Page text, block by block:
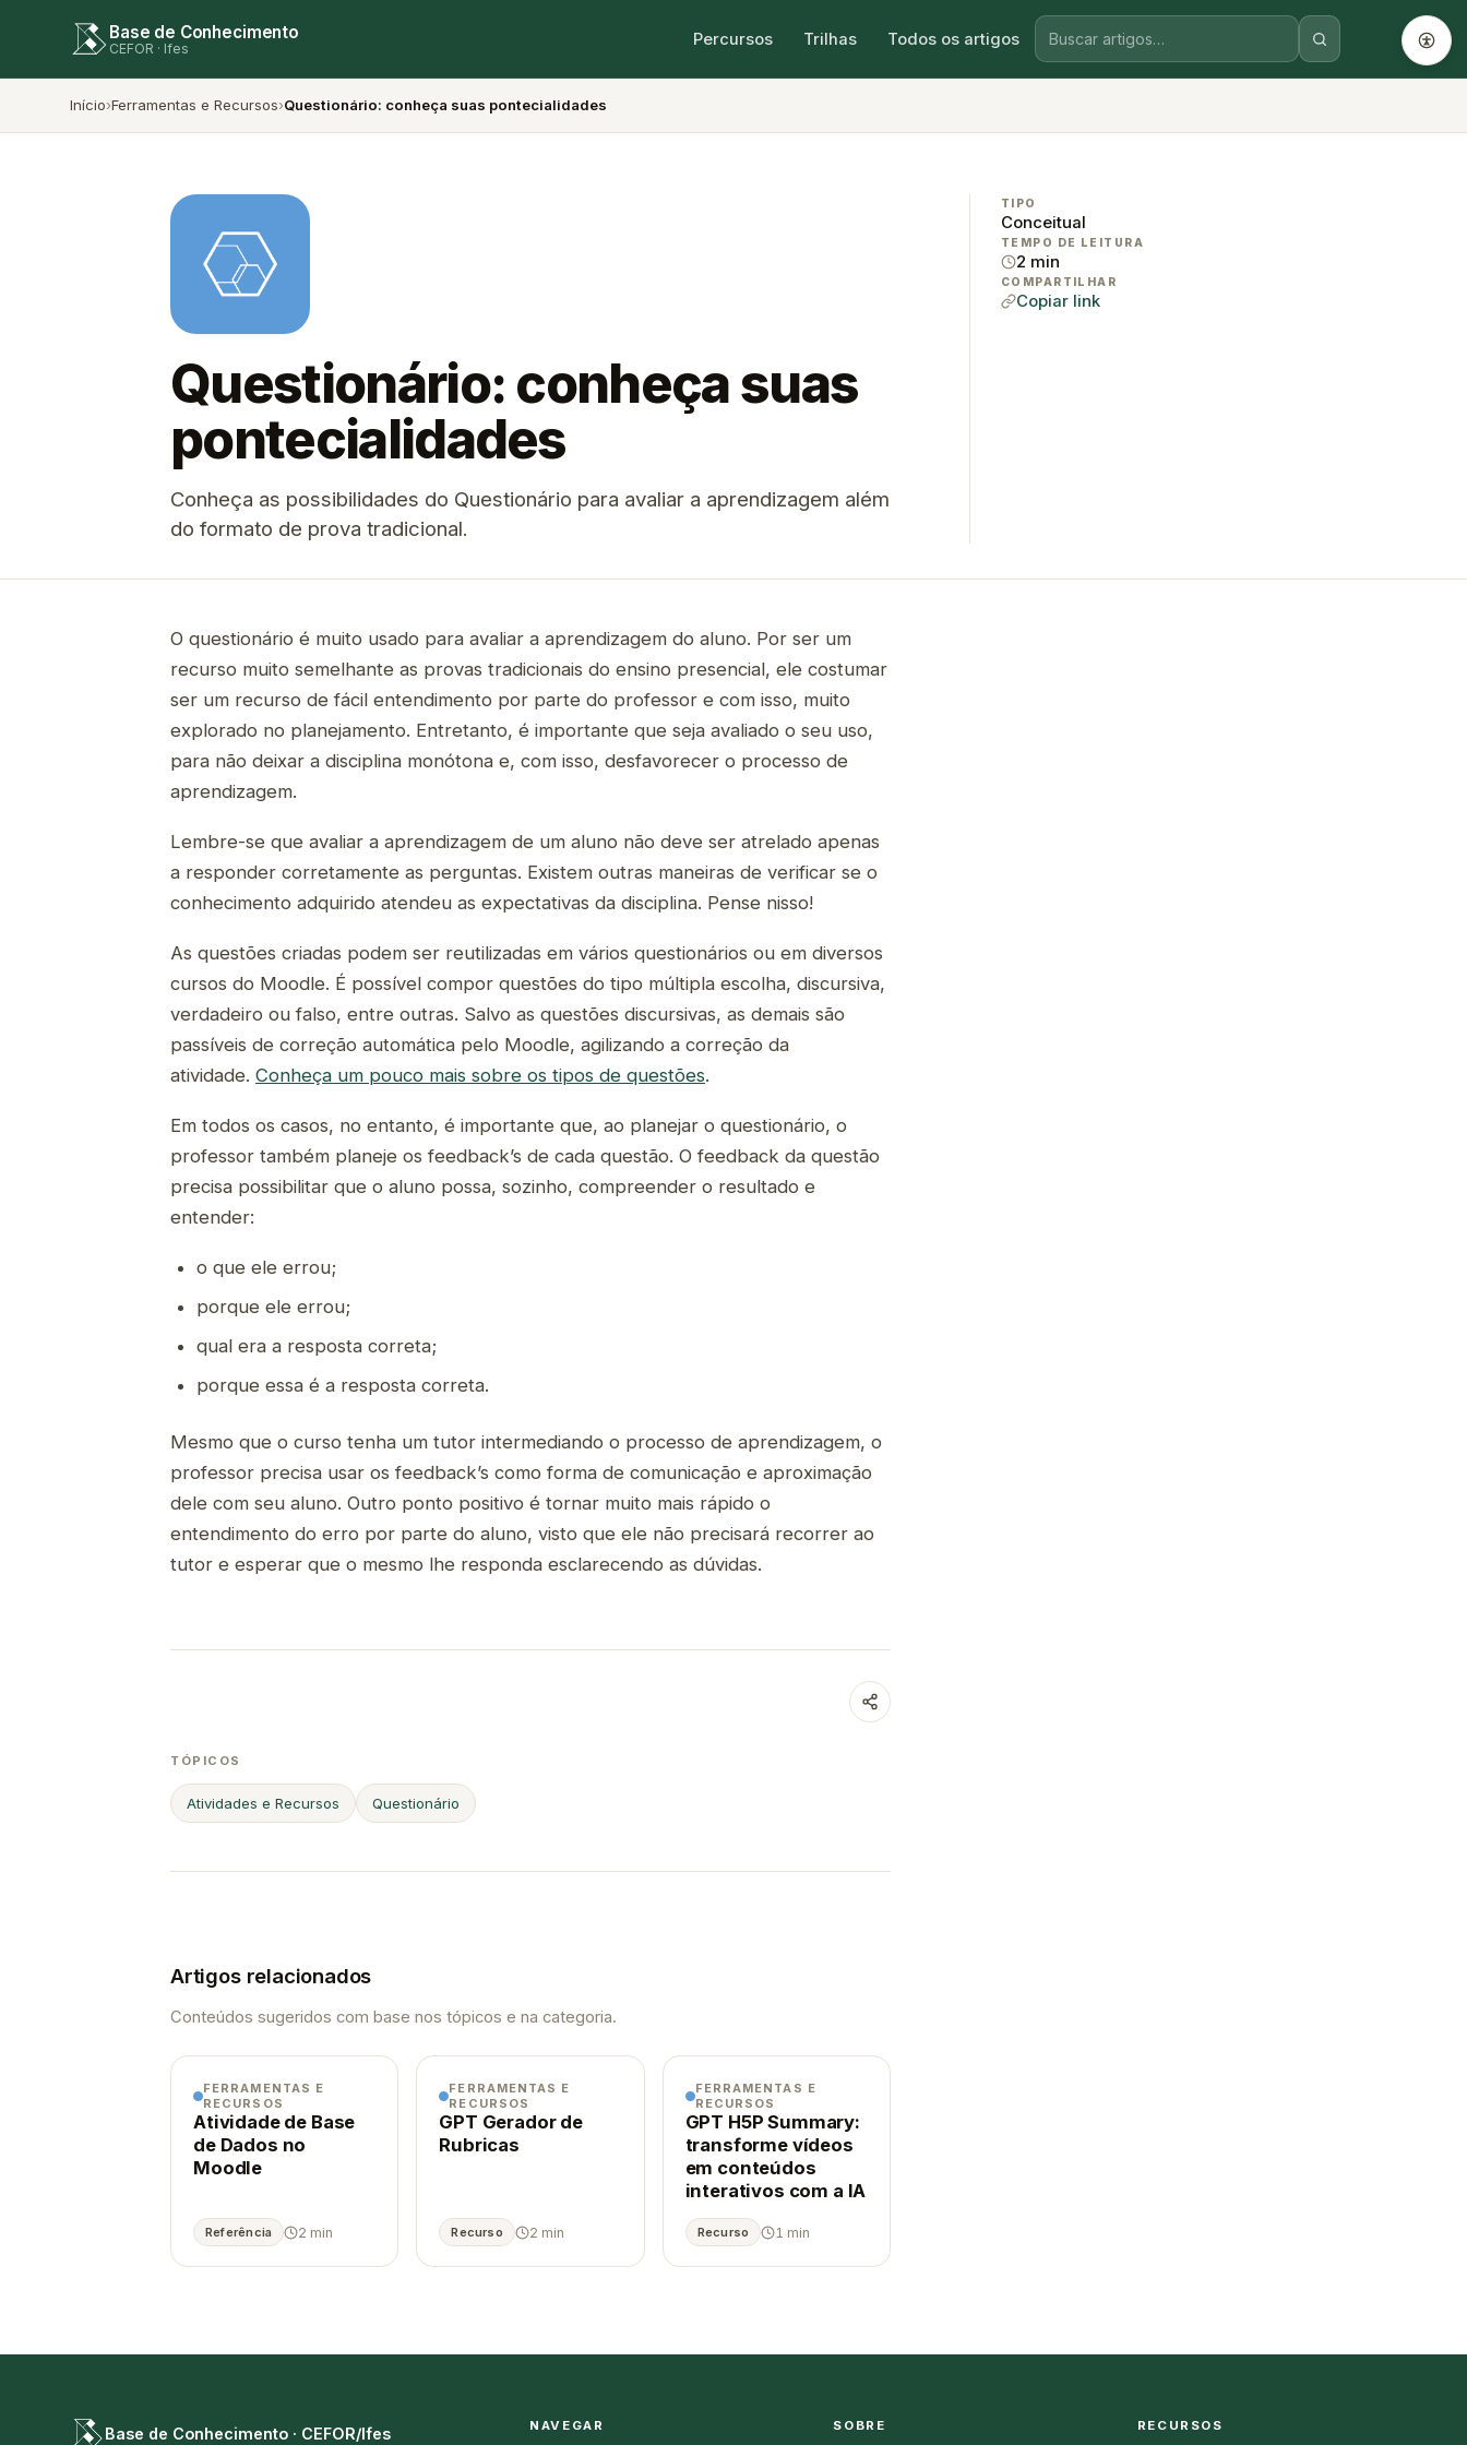
Base de Conhecimento
CEFOR · Ifes Percursos Trilhas Todos os artigos
Início›Ferramentas e Recursos›Questionário: conheça suas pontecialidades
Questionário: conheça suas
pontecialidades
Conheça as possibilidades do Questionário para avaliar a aprendizagem além
do formato de prova tradicional.
TIPO
Conceitual
TEMPO DE LEITURA
2 min
COMPARTILHAR
Copiar link
O questionário é muito usado para avaliar a aprendizagem do aluno. Por ser um
recurso muito semelhante as provas tradicionais do ensino presencial, ele costumar
ser um recurso de fácil entendimento por parte do professor e com isso, muito
explorado no planejamento. Entretanto, é importante que seja avaliado o seu uso,
para não deixar a disciplina monótona e, com isso, desfavorecer o processo de
aprendizagem.
Lembre-se que avaliar a aprendizagem de um aluno não deve ser atrelado apenas
a responder corretamente as perguntas. Existem outras maneiras de verificar se o
conhecimento adquirido atendeu as expectativas da disciplina. Pense nisso!
As questões criadas podem ser reutilizadas em vários questionários ou em diversos
cursos do Moodle. É possível compor questões do tipo múltipla escolha, discursiva,
verdadeiro ou falso, entre outras. Salvo as questões discursivas, as demais são
passíveis de correção automática pelo Moodle, agilizando a correção da
atividade. Conheça um pouco mais sobre os tipos de questões.
Em todos os casos, no entanto, é importante que, ao planejar o questionário, o
professor também planeje os feedback’s de cada questão. O feedback da questão
precisa possibilitar que o aluno possa, sozinho, compreender o resultado e
entender:
o que ele errou;
porque ele errou;
qual era a resposta correta;
porque essa é a resposta correta.
Mesmo que o curso tenha um tutor intermediando o processo de aprendizagem, o
professor precisa usar os feedback’s como forma de comunicação e aproximação
dele com seu aluno. Outro ponto positivo é tornar muito mais rápido o
entendimento do erro por parte do aluno, visto que ele não precisará recorrer ao
tutor e esperar que o mesmo lhe responda esclarecendo as dúvidas.
TÓPICOS
Atividades e Recursos Questionário
Artigos relacionados
Conteúdos sugeridos com base nos tópicos e na categoria.
FERRAMENTAS E
RECURSOS
Atividade de Base
de Dados no
Moodle
Referência 2 min
FERRAMENTAS E
RECURSOS
GPT Gerador de
Rubricas
Recurso 2 min
FERRAMENTAS E
RECURSOS
GPT H5P Summary:
transforme vídeos
em conteúdos
interativos com a IA
Recurso 1 min
Base de Conhecimento · CEFOR/Ifes NAVEGAR SOBRE RECURSOS